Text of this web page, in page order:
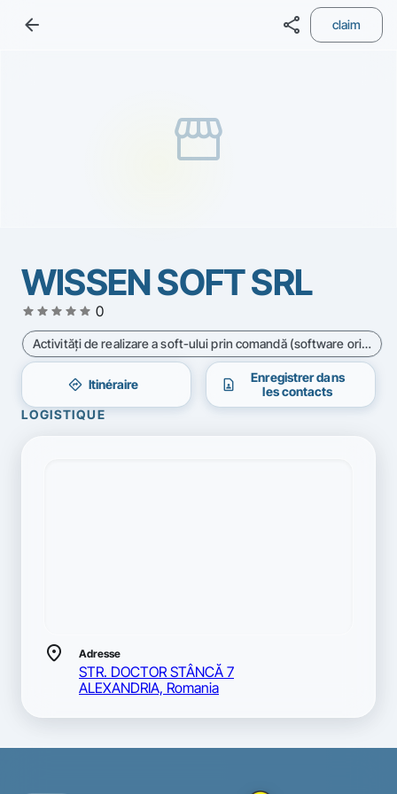
arrow_back share claim
storefront
WISSEN SOFT SRL
star star star star star 0
Activităţi de realizare a soft-ului prin comandă (software orientat client) - Cod CAEN 6201
directions Itinéraire contact_page
Enregistrer dans
les contacts
LOGISTIQUE
location_on Adresse
STR. DOCTOR STÂNCĂ 7
ALEXANDRIA, Romania